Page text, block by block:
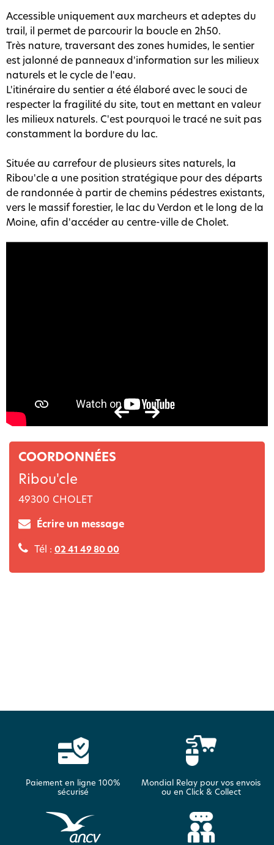
Accessible uniquement aux marcheurs et adeptes du
trail, il permet de parcourir la boucle en 2h50.
Très nature, traversant des zones humides, le sentier
est jalonné de panneaux d'information sur les milieux
naturels et le cycle de l'eau.
L'itinéraire du sentier a été élaboré avec le souci de
respecter la fragilité du site, tout en mettant en valeur
les milieux naturels. C'est pourquoi le tracé ne suit pas
constamment la bordure du lac.
Située au carrefour de plusieurs sites naturels, la
Ribou'cle a une position stratégique pour des départs
de randonnée à partir de chemins pédestres existants,
vers le massif forestier, le lac du Verdon et le long de la
Moine, afin d'accéder au centre-ville de Cholet.
COORDONNÉES
Ribou'cle
49300 CHOLET
Écrire un message
Tél : 02 41 49 80 00
Paiement en ligne 100%
sécurisé
Mondial Relay pour vos envois
ou en Click & Collect